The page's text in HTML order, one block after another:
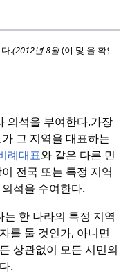
.(2012년8월(이 및 을 확인)
의석을 부여한다.가장
그 지역을 대표하는
례대표와 같은 다른 민
전국 또는 특정 지역
석을 수여한다.
한 나라의 특정 지역
를 둘 것인가, 아니면
상관없이 모든 시민의
.